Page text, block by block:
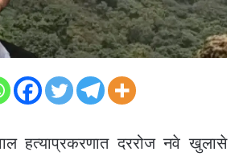
हत्याप्रकरणात दररोज नवे खुलासे